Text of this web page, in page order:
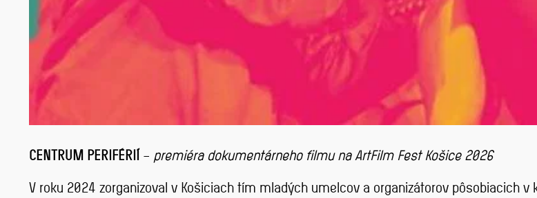
CENTRUM PERIFÉRIÍ – premiéra dokumentárneho filmu na ArtFilm Fest Košice 2026
V roku 2024 zorganizoval v Košiciach tím mladých umelcov a organizátorov pôsobiacich v